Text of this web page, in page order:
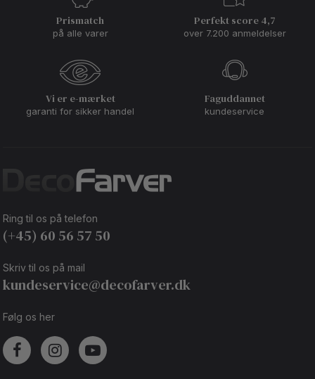
Prismatch
på alle varer
Perfekt score 4,7
over 7.200 anmeldelser
Vi er e-mærket
garanti for sikker handel
Faguddannet
kundeservice
Ring til os på telefon
(+45) 60 56 57 50
Skriv til os på mail
kundeservice@decofarver.dk
Følg os her